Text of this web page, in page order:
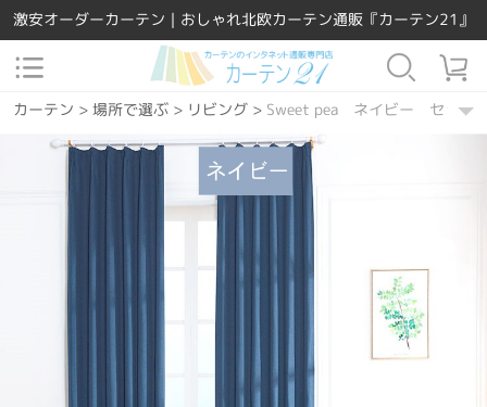
激安オーダーカーテン｜おしゃれ北欧カーテン通販『カーテン21』
カーテン > 場所で選ぶ> リビング> Sweet pea ネイビー セット
カーテン>機能別 >ウォッシャブル>Sweet pea ネイビー セッ
カーテン
デザインテイスト>シンプル >Sweet pea ネイビー
カーテン
ポリエステル>Sweet pea ネイビー セット
場所で選ぶ> 寝室>
Sweet pea ネイビー セット
柄 > 無地
Sweet pea ネイビー セット
遮光特集>
Sweet pea ネイビー セット
機能別 > >
Sweet pea ネイビー セット
カーテン
Sweet pea ネイビー セット
カーテン
北欧風
Sweet pea ネイビー セ
和風 >
Sweet pea ネイビー セッ